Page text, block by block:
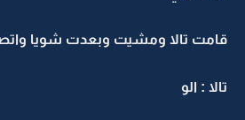
قامت تالا ومشيت وبعدت شويا
تالا : الو